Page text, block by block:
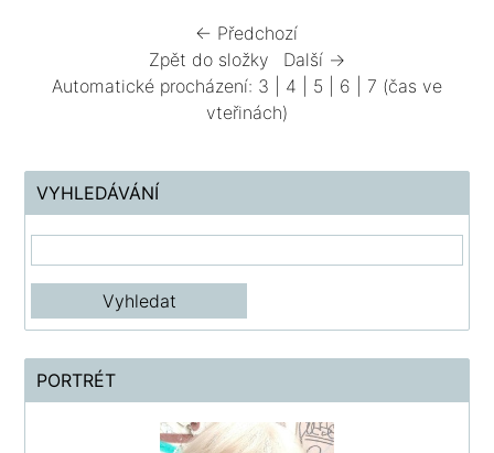
← Předchozí
Zpět do složky
Další →
Automatické procházení: 3 4 5 6 7 (čas ve
vteřinách)
VYHLEDÁVÁNÍ
PORTRÉT